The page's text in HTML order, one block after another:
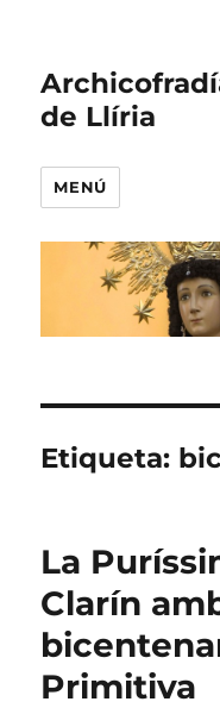
de Llíria
MENÚ
Etiqueta:
La
Clarín
Primitiva